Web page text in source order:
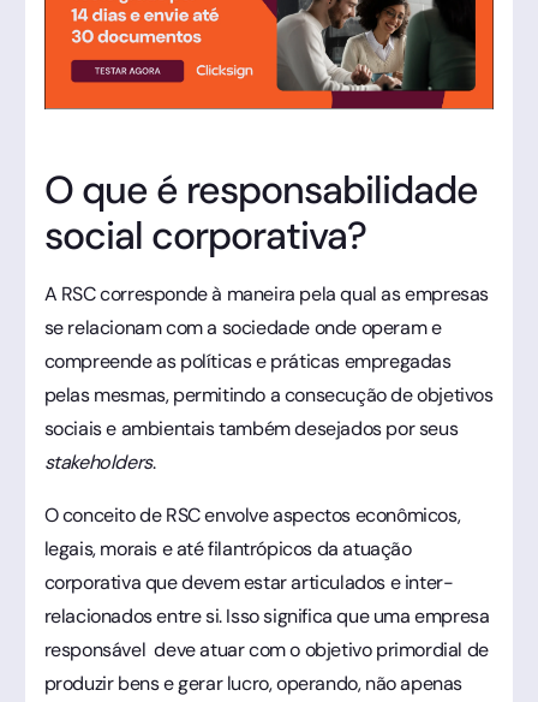
O que é responsabilidade
social corporativa?
A RSC corresponde à maneira pela qual as empresas
se relacionam com a sociedade onde operam e
compreende as políticas e práticas empregadas
pelas mesmas, permitindo a consecução de objetivos
sociais e ambientais também desejados por seus
stakeholders.
O conceito de RSC envolve aspectos econômicos,
legais, morais e até filantrópicos da atuação
corporativa que devem estar articulados e inter-
relacionados entre si. Isso significa que uma empresa
responsável deve atuar com o objetivo primordial de
produzir bens e gerar lucro, operando, não apenas